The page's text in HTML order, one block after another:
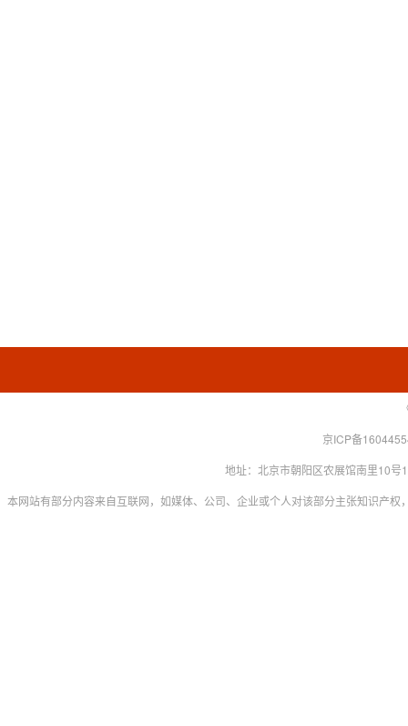
京ICP备
地址：北京市朝阳区农展馆南里10
本网站有部分内容来自互联网，如媒体、公司、企业或个人对该部分主张知识产